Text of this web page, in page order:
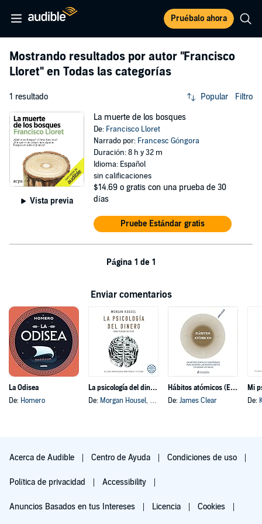
Pruébalo ahora
Mostrando resultados por autor "Francisco
Lloret" en Todas las categorías
1 resultado Popular Filtro
Vista previa
La muerte de los bosques
De: Francisco Lloret
Narrado por: Francesc Góngora
Duración: 8 h y 32 m
Idioma: Español
sin calificaciones
$14.69 o gratis con una prueba de 30
días
Pruebe Estándar gratis
Página 1 de 1
Enviar comentarios
La Odisea
De: Homero
La psicología del dinero
De: Morgan Housel, y otros
Hábitos atómicos (Español neutro)
De: James Clear
Mi
De:
Acerca de Audible Centro de Ayuda Condiciones de uso
Política de privacidad Accessibility
Anuncios Basados en tus Intereses Licencia Cookies